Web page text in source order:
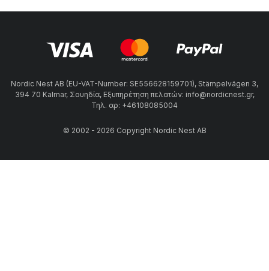
Nordic Nest AB (EU-VAT-Number: SE556628159701), Stämpelvägen 3,
394 70 Kalmar, Σουηδία, Εξυπηρέτηση πελατών: info@nordicnest.gr,
Τηλ. αρ: +46108085004
© 2002 - 2026 Copyright Nordic Nest AB